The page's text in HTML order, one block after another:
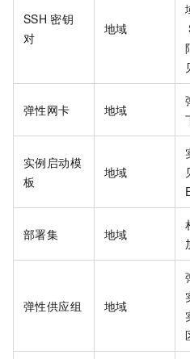
SSH 密钥
对
地域
弹性网卡 地域
实例启动模
板
地域
部署集 地域
弹性供应组 地域